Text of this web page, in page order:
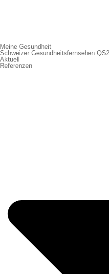
Meine Gesundheit
Schweizer Gesundheitsfernsehen
Aktuell
Referenzen